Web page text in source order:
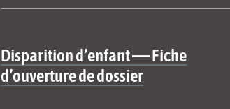
Site map
Disparition d’enfant — Fiche
d’ouverture de dossier